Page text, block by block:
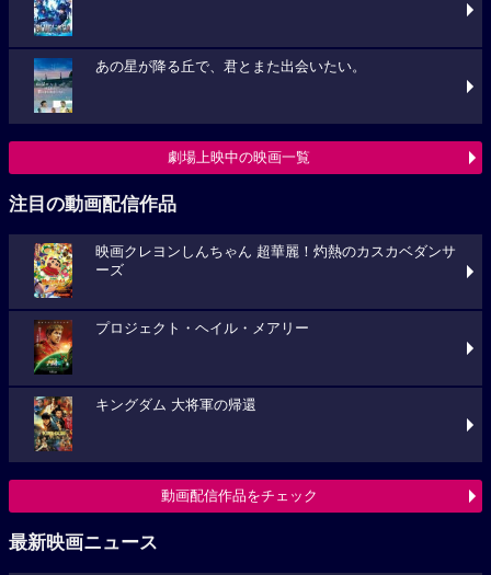
あの星が降る丘で、君とまた出会いたい。
劇場上映中の映画一覧
注目の動画配信作品
映画クレヨンしんちゃん 超華麗！灼熱のカスカベダンサ
ーズ
プロジェクト・ヘイル・メアリー
キングダム 大将軍の帰還
動画配信作品をチェック
最新映画ニュース